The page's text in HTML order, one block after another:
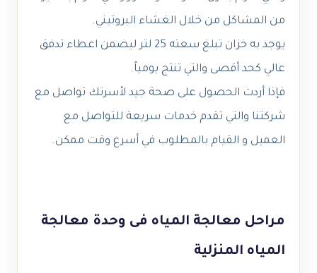
من المشاكل من خلال الغشاء البروتيني.
يوجد به خزان تبلغ سعته 25 لتر ليضمن اعطاء تدفق
عالي كحد أقصى والتي تنتج يومياً.
فإذا أردت الحصول على صحة جيد لأسرتك تواصل مع
شركتنا والتي تقدم خدمات سريعة للتواصل مع
العميل و القيام بالمطلوب في أسرع وقت ممكن.
مراحل معالجة المياه فى وحدة معالجة
المياه المنزلية